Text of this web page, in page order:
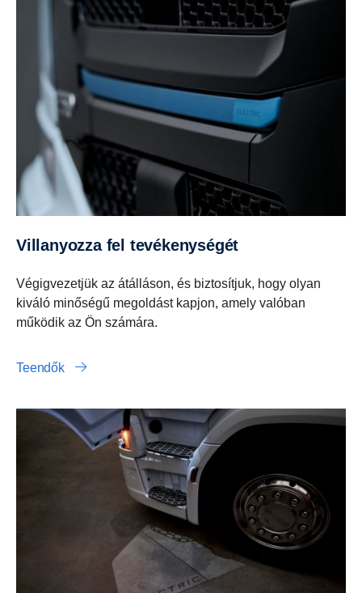
Villanyozza fel tevékenységét
Végigvezetjük az átálláson, és biztosítjuk, hogy olyan
kiváló minőségű megoldást kapjon, amely valóban
működik az Ön számára.
Teendők